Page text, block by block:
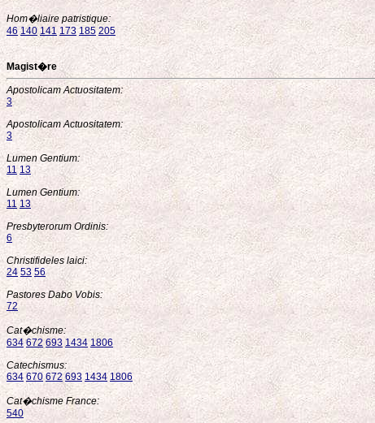
Hom�liaire patristique:
46 140 141 173 185 205
Magist�re
Apostolicam Actuositatem:
3
Apostolicam Actuositatem:
3
Lumen Gentium:
11 13
Lumen Gentium:
11 13
Presbyterorum Ordinis:
6
Christifideles laici:
24 53 56
Pastores Dabo Vobis:
72
Cat�chisme:
634 672 693 1434 1806
Catechismus:
634 670 672 693 1434 1806
Cat�chisme France:
540